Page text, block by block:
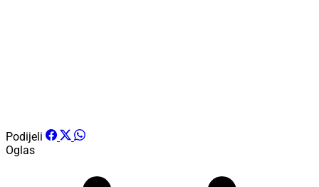
Podijeli
Oglas